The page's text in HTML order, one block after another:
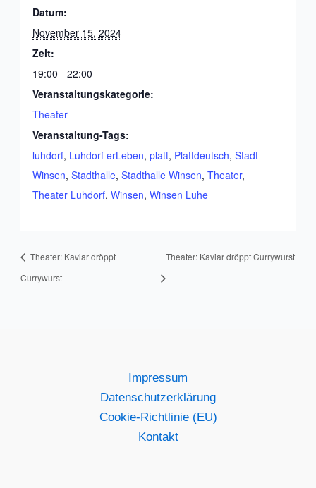
Datum:
November 15, 2024
Zeit:
19:00 - 22:00
Veranstaltungskategorie:
Theater
Veranstaltung-Tags:
luhdorf, Luhdorf erLeben,platt, Plattdeutsch,Stadt
Winsen,Stadthalle,Stadthalle Winsen,Theater,
Theater Luhdorf,Winsen,Winsen Luhe
Theater: Kaviar dröppt
Currywurst
Theater: Kaviar dröppt Currywurst
Impressum
Datenschutzerklärung
Cookie-Richtlinie (EU)
Kontakt